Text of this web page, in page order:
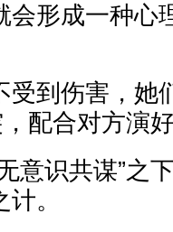
会形成一种
受到伤害，她
配合对方演
意识共谋”之
。